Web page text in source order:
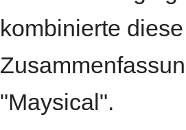
kombinierte
"Maysical".